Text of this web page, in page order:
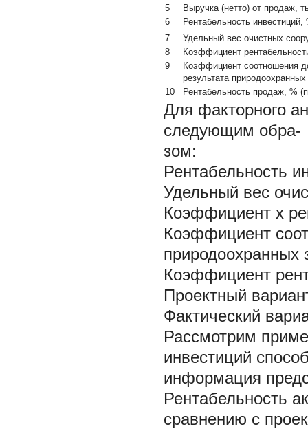
5
Выручка (нетто) от продаж,
6
Рентабельность
7
Удельный вес очистных
8
Коэффициент
9
Коэффициент соотношения
результата
10
Рентабельность продаж, %
Для факторного
следующим обра-
зом:
Рентабельность
Удельный вес
Коэффициент х
Коэффициент
природоохранных
Коэффициент
Проектный
Фактический
Рассмотрим
инвестиций
информация
Рентабельность
сравнению с